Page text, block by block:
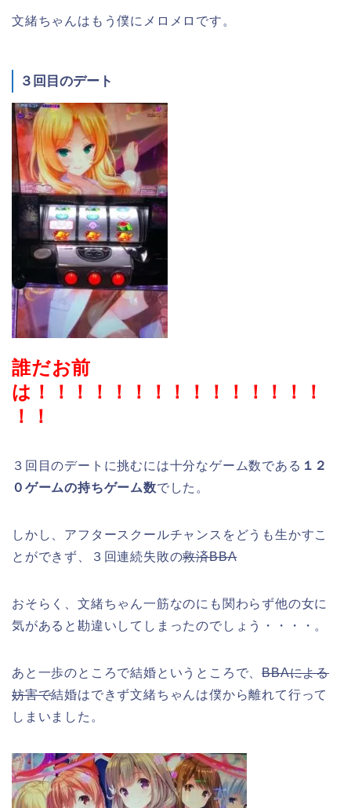
文緒ちゃんはもう僕にメロメロです。
３回目のデート
誰だお前
は！！！！！！！！！！！！！！！
！！
３回目のデートに挑むには十分なゲーム数である １２
０ゲームの持ちゲーム数でした。
しかし、アフタースクールチャンスをどうも生かすこ
とができず、３回連続失敗の救済BBA
おそらく、文緒ちゃん一筋なのにも関わらず他の女に
気があると勘違いしてしまったのでしょう・・・・。
あと一歩のところで結婚というところで、BBAによる
妨害で結婚はできず文緒ちゃんは僕から離れて行って
しまいました。